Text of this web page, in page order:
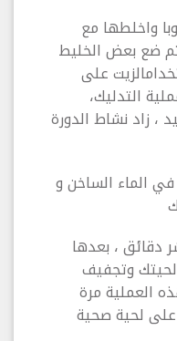
واخلطها مع
ضع بعض الخليط
على
التدليك،
، زاد نشاط الدورة
الماء الساخن و
دقائق ، بعدها
وتجفيف
العملية مرة